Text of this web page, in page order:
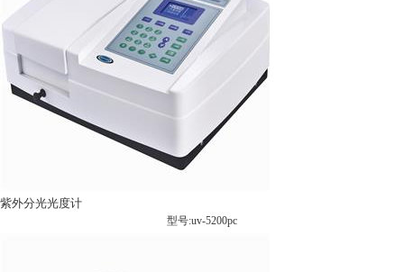
紫外分光光度计
型号:uv-5200pc